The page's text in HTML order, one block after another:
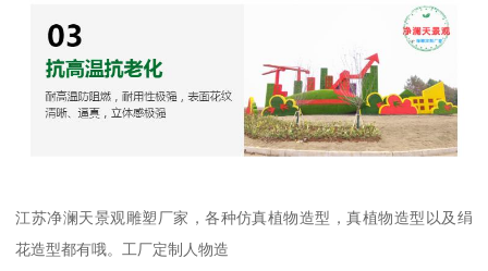
江苏净澜天景观雕塑厂家，各种仿真植物造型，真植物造型以及绢
花造型都有哦。工厂定制人物造